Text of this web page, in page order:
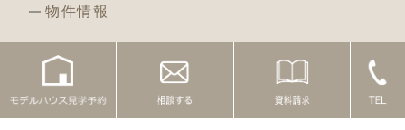
物件情報